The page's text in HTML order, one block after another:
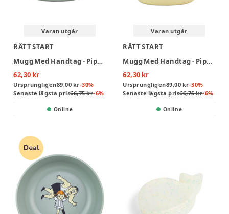
Varan utgår
RÄTT START
Mugg Med Handtag - Pippi Cirkus Green
62,30 kr
Ursprungligen89,00 kr-30%
Senaste lägsta pris66,75 kr-6%
Online
Varan utgår
RÄTT START
Mugg Med Handtag - Pippi Cirkus Yellow
62,30 kr
Ursprungligen89,00 kr-30%
Senaste lägsta pris66,75 kr-6%
Online